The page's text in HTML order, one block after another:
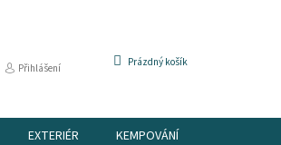
Přihlášení
NÁKUPNÍ
Prázdný košík
EXTERIÉR KEMPOVÁNÍ